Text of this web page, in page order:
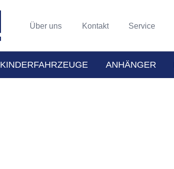
Über uns Kontakt Service
KINDERFAHRZEUGE ANHÄNGER